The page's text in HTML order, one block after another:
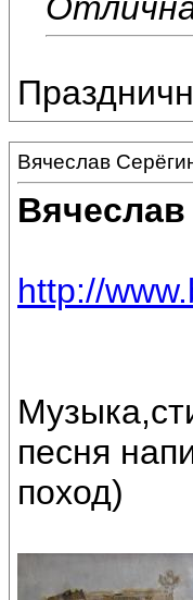
Вячеслав
http://
песня
поход)